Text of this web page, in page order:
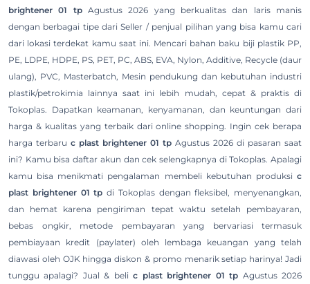
brightener 01 tpAgustus 2026 yang berkualitas dan laris manis
dengan berbagai tipe dari Seller / penjual pilihan yang bisa kamu cari
dari lokasi terdekat kamu saat ini. Mencari bahan baku biji plastik PP,
PE, LDPE, HDPE, PS, PET, PC, ABS, EVA, Nylon, Additive, Recycle (daur
ulang), PVC, Masterbatch, Mesin pendukung dan kebutuhan industri
plastik/petrokimia lainnya saat ini lebih mudah, cepat & praktis di
Tokoplas. Dapatkan keamanan, kenyamanan, dan keuntungan dari
harga & kualitas yang terbaik dari online shopping. Ingin cek berapa
harga terbaru c plast brightener 01 tp Agustus 2026 di pasaran saat
ini? Kamu bisa daftar akun dan cek selengkapnya di Tokoplas. Apalagi
kamu bisa menikmati pengalaman membeli kebutuhan produksi c
plast brightener 01 tp di Tokoplas dengan fleksibel, menyenangkan,
dan hemat karena pengiriman tepat waktu setelah pembayaran,
bebas ongkir, metode pembayaran yang bervariasi termasuk
pembiayaan kredit (paylater) oleh lembaga keuangan yang telah
diawasi oleh OJK hingga diskon & promo menarik setiap harinya! Jadi
tunggu apalagi? Jual & belic plast brightener 01 tp Agustus 2026